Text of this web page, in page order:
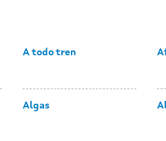
A todo tren
Algas